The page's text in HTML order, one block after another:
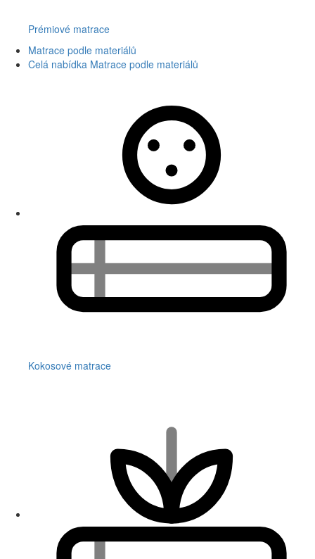
Prémiové matrace
Matrace podle materiálů
Celá nabídka Matrace podle materiálů
Kokosové matrace